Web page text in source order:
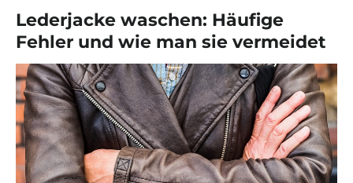
Lederjacke waschen: Häufige
Fehler und wie man sie vermeidet